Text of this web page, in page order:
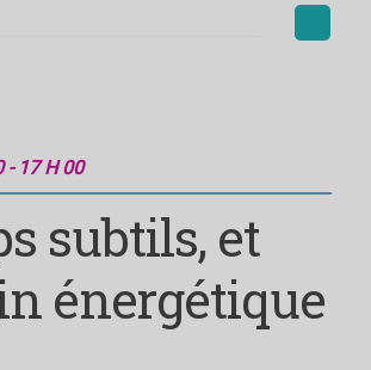
- 17 H 00
subtils, et
énergétique